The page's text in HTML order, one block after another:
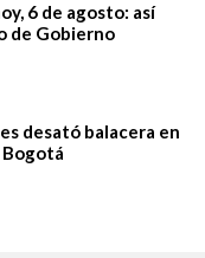
6 de agosto: así
de Gobierno
desató balacera en